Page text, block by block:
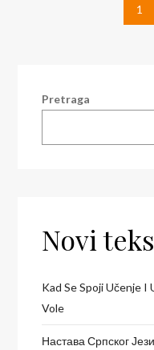
Page
1
Pretraga
Novi
Kad Se Spoji Učenje I
Vole
Настава Српског